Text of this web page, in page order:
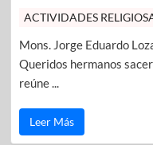
ACTIVIDADES
Mons. Jorge Eduardo
Queridos hermanos
reúne ...
Leer Más